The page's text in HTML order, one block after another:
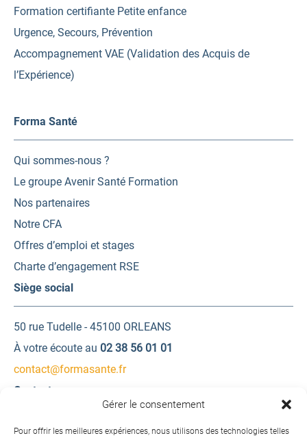
Gérer le consentement
Pour offrir les meilleures expériences, nous utilisons des technologies telles
Formation certifiante Petite enfance
Urgence, Secours, Prévention
Accompagnement VAE (Validation des Acquis de
l’Expérience)
Forma Santé
Qui sommes-nous ?
Le groupe Avenir Santé Formation
Nos partenaires
Notre CFA
Offres d’emploi et stages
Charte d’engagement RSE
Siège social
50 rue Tudelle - 45100 ORLEANS
À votre écoute au 02 38 56 01 01
contact@formasante.fr
Contactez-nous
Une question ? Une demande d’information ?